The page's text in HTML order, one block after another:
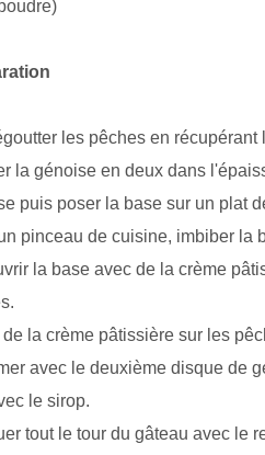
les pêches en récupérant
la génoise en deux dans
puis poser la base sur un plat
pinceau de cuisine, imbiber la
la base avec de la crème
de la crème pâtissière sur les
avec le deuxième disque de
le sirop.
tout le tour du gâteau avec le